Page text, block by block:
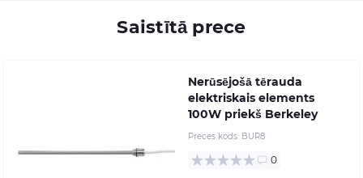
Saistītā prece
Nerūsējošā tērauda
elektriskais elements
100W priekš Berkeley
Preces kods: BUR8
0